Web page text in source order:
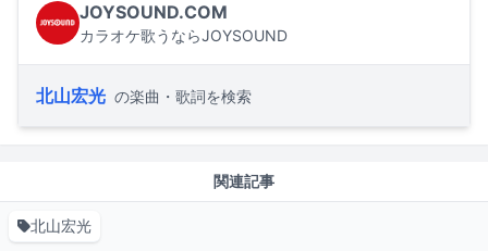
JOYSOUND.COM
カラオケ歌うならJOYSOUND
北山宏光 の楽曲・歌詞を検索
関連記事
北山宏光